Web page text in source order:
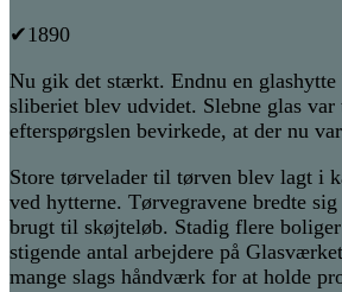
✔1890
Nu gik det stærkt. Endnu en
sliberiet blev udvidet. Slebne glas var
efterspørgslen bevirkede, at der nu
Store tørvelader til tørven blev lagt i
ved hytterne. Tørvegravene bredte
brugt til skøjteløb. Stadig flere
stigende antal arbejdere på
mange slags håndværk for at holde